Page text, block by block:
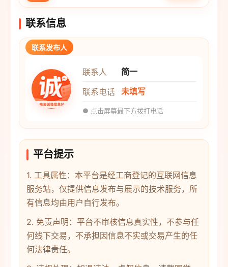
联系信息
联系发布人
联系人
简一
联系电话 未填写
● 点击屏幕最下方拨打电话
平台提示
1. 工具属性：本平台是经工商登记的互联网信息
服务站，仅提供信息发布与展示的技术服务，所
有信息均由用户自行发布。
2. 免责声明：平台不审核信息真实性，不参与任
何线下交易，不承担因信息不实或交易产生的任
何法律责任。